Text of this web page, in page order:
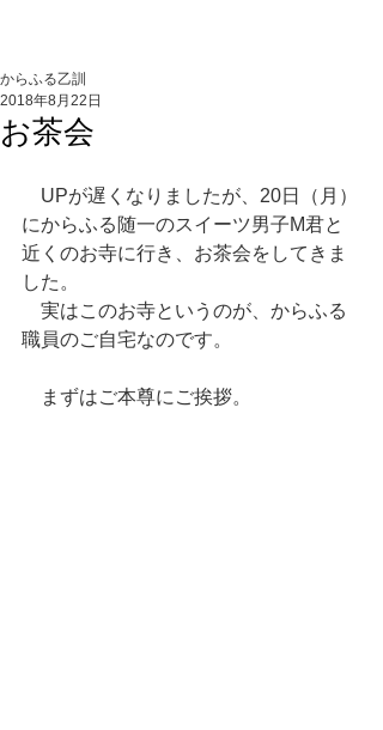
お茶会
からふる乙訓
2018年8月22日
UPが遅くなりましたが、20日（月）
にからふる随一のスイーツ男子M君と
近くのお寺に行き、お茶会をしてきま
した。
実はこのお寺というのが、からふる
職員のご自宅なのです。
まずはご本尊にご挨拶。